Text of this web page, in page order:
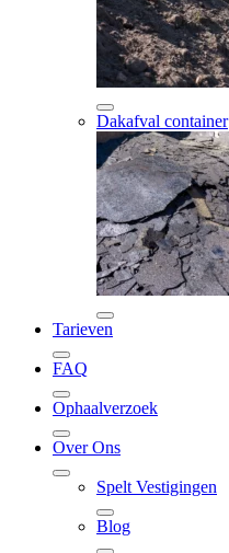
Dakafval container
Tarieven
FAQ
Ophaalverzoek
Over Ons
Spelt Vestigingen
Blog